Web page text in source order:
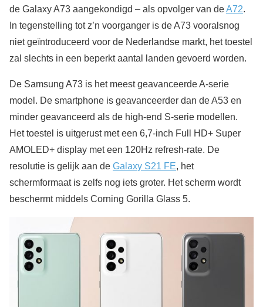
de Galaxy A73 aangekondigd – als opvolger van deA72.
In tegenstelling tot z’n voorganger is de A73 vooralsnog
niet geïntroduceerd voor de Nederlandse markt, het toestel
zal slechts in een beperkt aantal landen gevoerd worden.
De Samsung A73 is het meest geavanceerde A-serie
model. De smartphone is geavanceerder dan de A53 en
minder geavanceerd als de high-end S-serie modellen.
Het toestel is uitgerust met een 6,7-inch Full HD+ Super
AMOLED+ display met een 120Hz refresh-rate. De
resolutie is gelijk aan de Galaxy S21 FE, het
schermformaat is zelfs nog iets groter. Het scherm wordt
beschermt middels Corning Gorilla Glass 5.